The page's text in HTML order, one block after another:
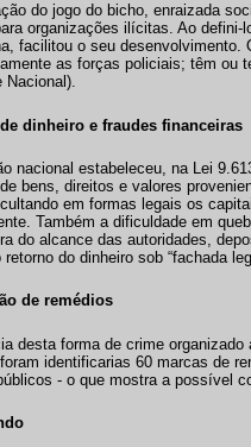
do jogo do bicho, enraizada
organizações ilícitas. Ao
facilitou o seu
as forças policiais; têm ou
Nacional).
dinheiro e fraudes financeiras
nacional estabeleceu, na Lei
bens, direitos e valores
em formas legais os
Também a dificuldade em
do alcance das autoridades,
do dinheiro sob “fachada
de remédios
desta forma de crime
identificarias 60 marcas de
- o que mostra a possível